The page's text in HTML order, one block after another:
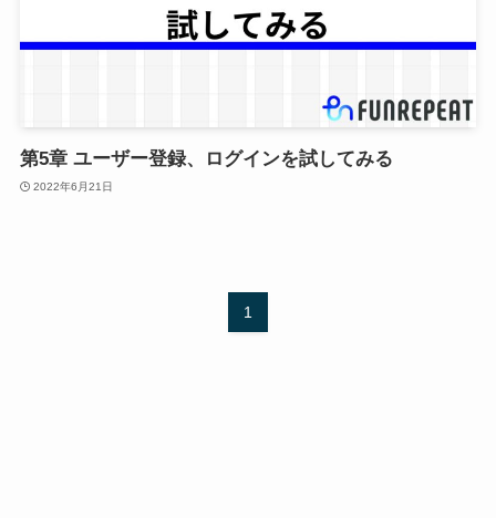
第5章 ユーザー登録、ログインを試してみる
2022年6月21日
1